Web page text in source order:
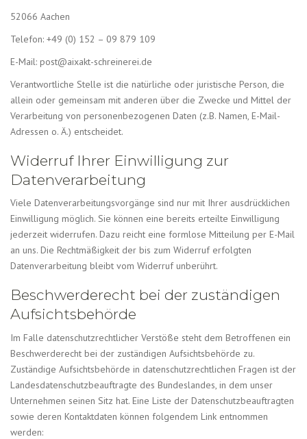
52066 Aachen
Telefon: +49 (0) 152 – 09 879 109
E-Mail: post@aixakt-schreinerei.de
Verantwortliche Stelle ist die natürliche oder juristische Person, die
allein oder gemeinsam mit anderen über die Zwecke und Mittel der
Verarbeitung von personenbezogenen Daten (z.B. Namen, E-Mail-
Adressen o. Ä.) entscheidet.
Widerruf Ihrer Einwilligung zur
Datenverarbeitung
Viele Datenverarbeitungsvorgänge sind nur mit Ihrer ausdrücklichen
Einwilligung möglich. Sie können eine bereits erteilte Einwilligung
jederzeit widerrufen. Dazu reicht eine formlose Mitteilung per E-Mail
an uns. Die Rechtmäßigkeit der bis zum Widerruf erfolgten
Datenverarbeitung bleibt vom Widerruf unberührt.
Beschwerderecht bei der zuständigen
Aufsichtsbehörde
Im Falle datenschutzrechtlicher Verstöße steht dem Betroffenen ein
Beschwerderecht bei der zuständigen Aufsichtsbehörde zu.
Zuständige Aufsichtsbehörde in datenschutzrechtlichen Fragen ist der
Landesdatenschutzbeauftragte des Bundeslandes, in dem unser
Unternehmen seinen Sitz hat. Eine Liste der Datenschutzbeauftragten
sowie deren Kontaktdaten können folgendem Link entnommen
werden: